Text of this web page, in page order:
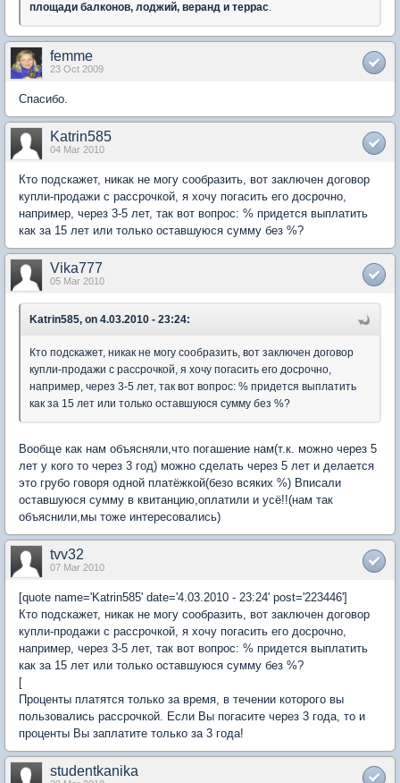
площади балконов, лоджий, веранд и террас.
femme
23 Oct 2009
Спасибо.
Katrin585
04 Mar 2010
Кто подскажет, никак не могу сообразить, вот заключен договор
купли-продажи с рассрочкой, я хочу погасить его досрочно,
например, через 3-5 лет, так вот вопрос: % придется выплатить
как за 15 лет или только оставшуюся сумму без %?
Vika777
05 Mar 2010
Katrin585, on 4.03.2010 - 23:24:
Кто подскажет, никак не могу сообразить, вот заключен договор
купли-продажи с рассрочкой, я хочу погасить его досрочно,
например, через 3-5 лет, так вот вопрос: % придется выплатить
как за 15 лет или только оставшуюся сумму без %?
Вообще как нам объясняли,что погашение нам(т.к. можно через 5
лет у кого то через 3 год) можно сделать через 5 лет и делается
это грубо говоря одной платёжкой(безо всяких %) Вписали
оставшуюся сумму в квитанцию,оплатили и усё!!(нам так
объяснили,мы тоже интересовались)
tvv32
07 Mar 2010
[quote name='Katrin585' date='4.03.2010 - 23:24' post='223446']
Кто подскажет, никак не могу сообразить, вот заключен договор
купли-продажи с рассрочкой, я хочу погасить его досрочно,
например, через 3-5 лет, так вот вопрос: % придется выплатить
как за 15 лет или только оставшуюся сумму без %?
[
Проценты платятся только за время, в течении которого вы
пользовались рассрочкой. Если Вы погасите через 3 года, то и
проценты Вы заплатите только за 3 года!
studentkanika